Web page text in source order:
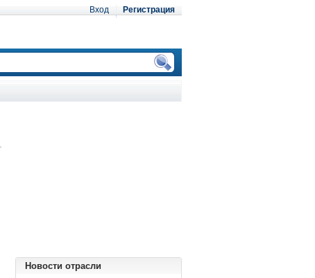
Вход Регистрация
Новости отрасли